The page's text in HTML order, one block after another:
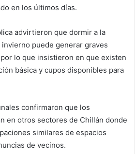
en los últimos días.
advirtieron que dormir a la
puede generar graves
lo que insistieron en que existen
básica y cupos disponibles para
confirmaron que los
en otros sectores de Chillán donde
similares de espacios
de vecinos.